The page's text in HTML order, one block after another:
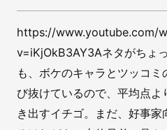
https://www.youtube.com/
v=iKjOkB3AY3Aネタがちょ
も、ボケのキャラとツッコミ
び抜けているので、平均点よ
き出すイチゴ。まだ、好事家